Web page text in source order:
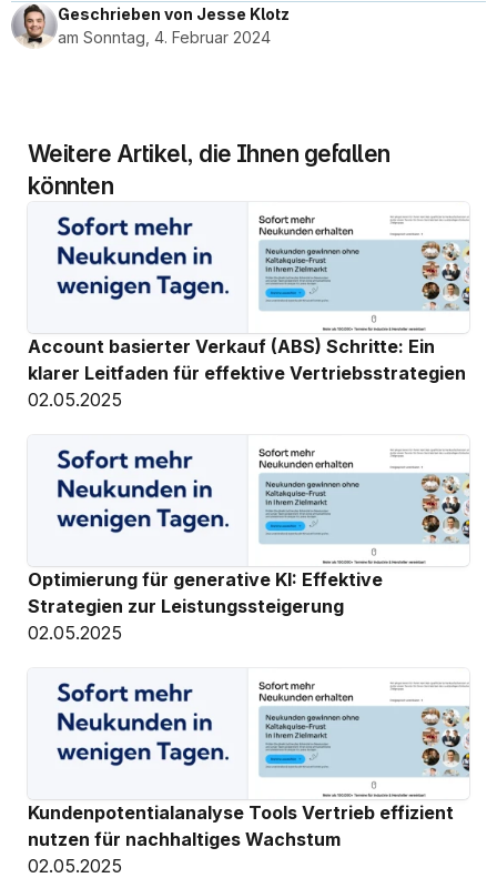
Geschrieben von Jesse Klotz
am Sonntag, 4. Februar 2024
Weitere Artikel, die Ihnen gefallen
könnten
Account basierter Verkauf (ABS) Schritte: Ein
klarer Leitfaden für effektive Vertriebsstrategien
02.05.2025
Optimierung für generative KI: Effektive
Strategien zur Leistungssteigerung
02.05.2025
Kundenpotentialanalyse Tools Vertrieb effizient
nutzen für nachhaltiges Wachstum
02.05.2025